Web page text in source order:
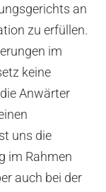
an
zu erfüllen.
im
keine
Anwärter
uns die
im Rahmen
auch bei der